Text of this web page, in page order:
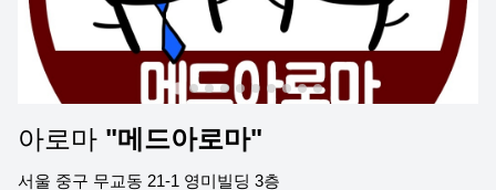
아로마 "메드아로마"
서울 중구 무교동 21-1 영미빌딩 3층